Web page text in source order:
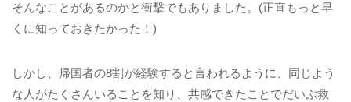
そんなことがあるのかと衝撃でもありました。(正直もっと早
くに知っておきたかった！)
しかし、帰国者の8割が経験すると言われるように、同じよう
な人がたくさんいることを知り、共感できたことでだいぶ救